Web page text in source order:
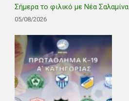
Σήμερα το φιλικό με Νέα Σαλαμίνα
05/08/2026